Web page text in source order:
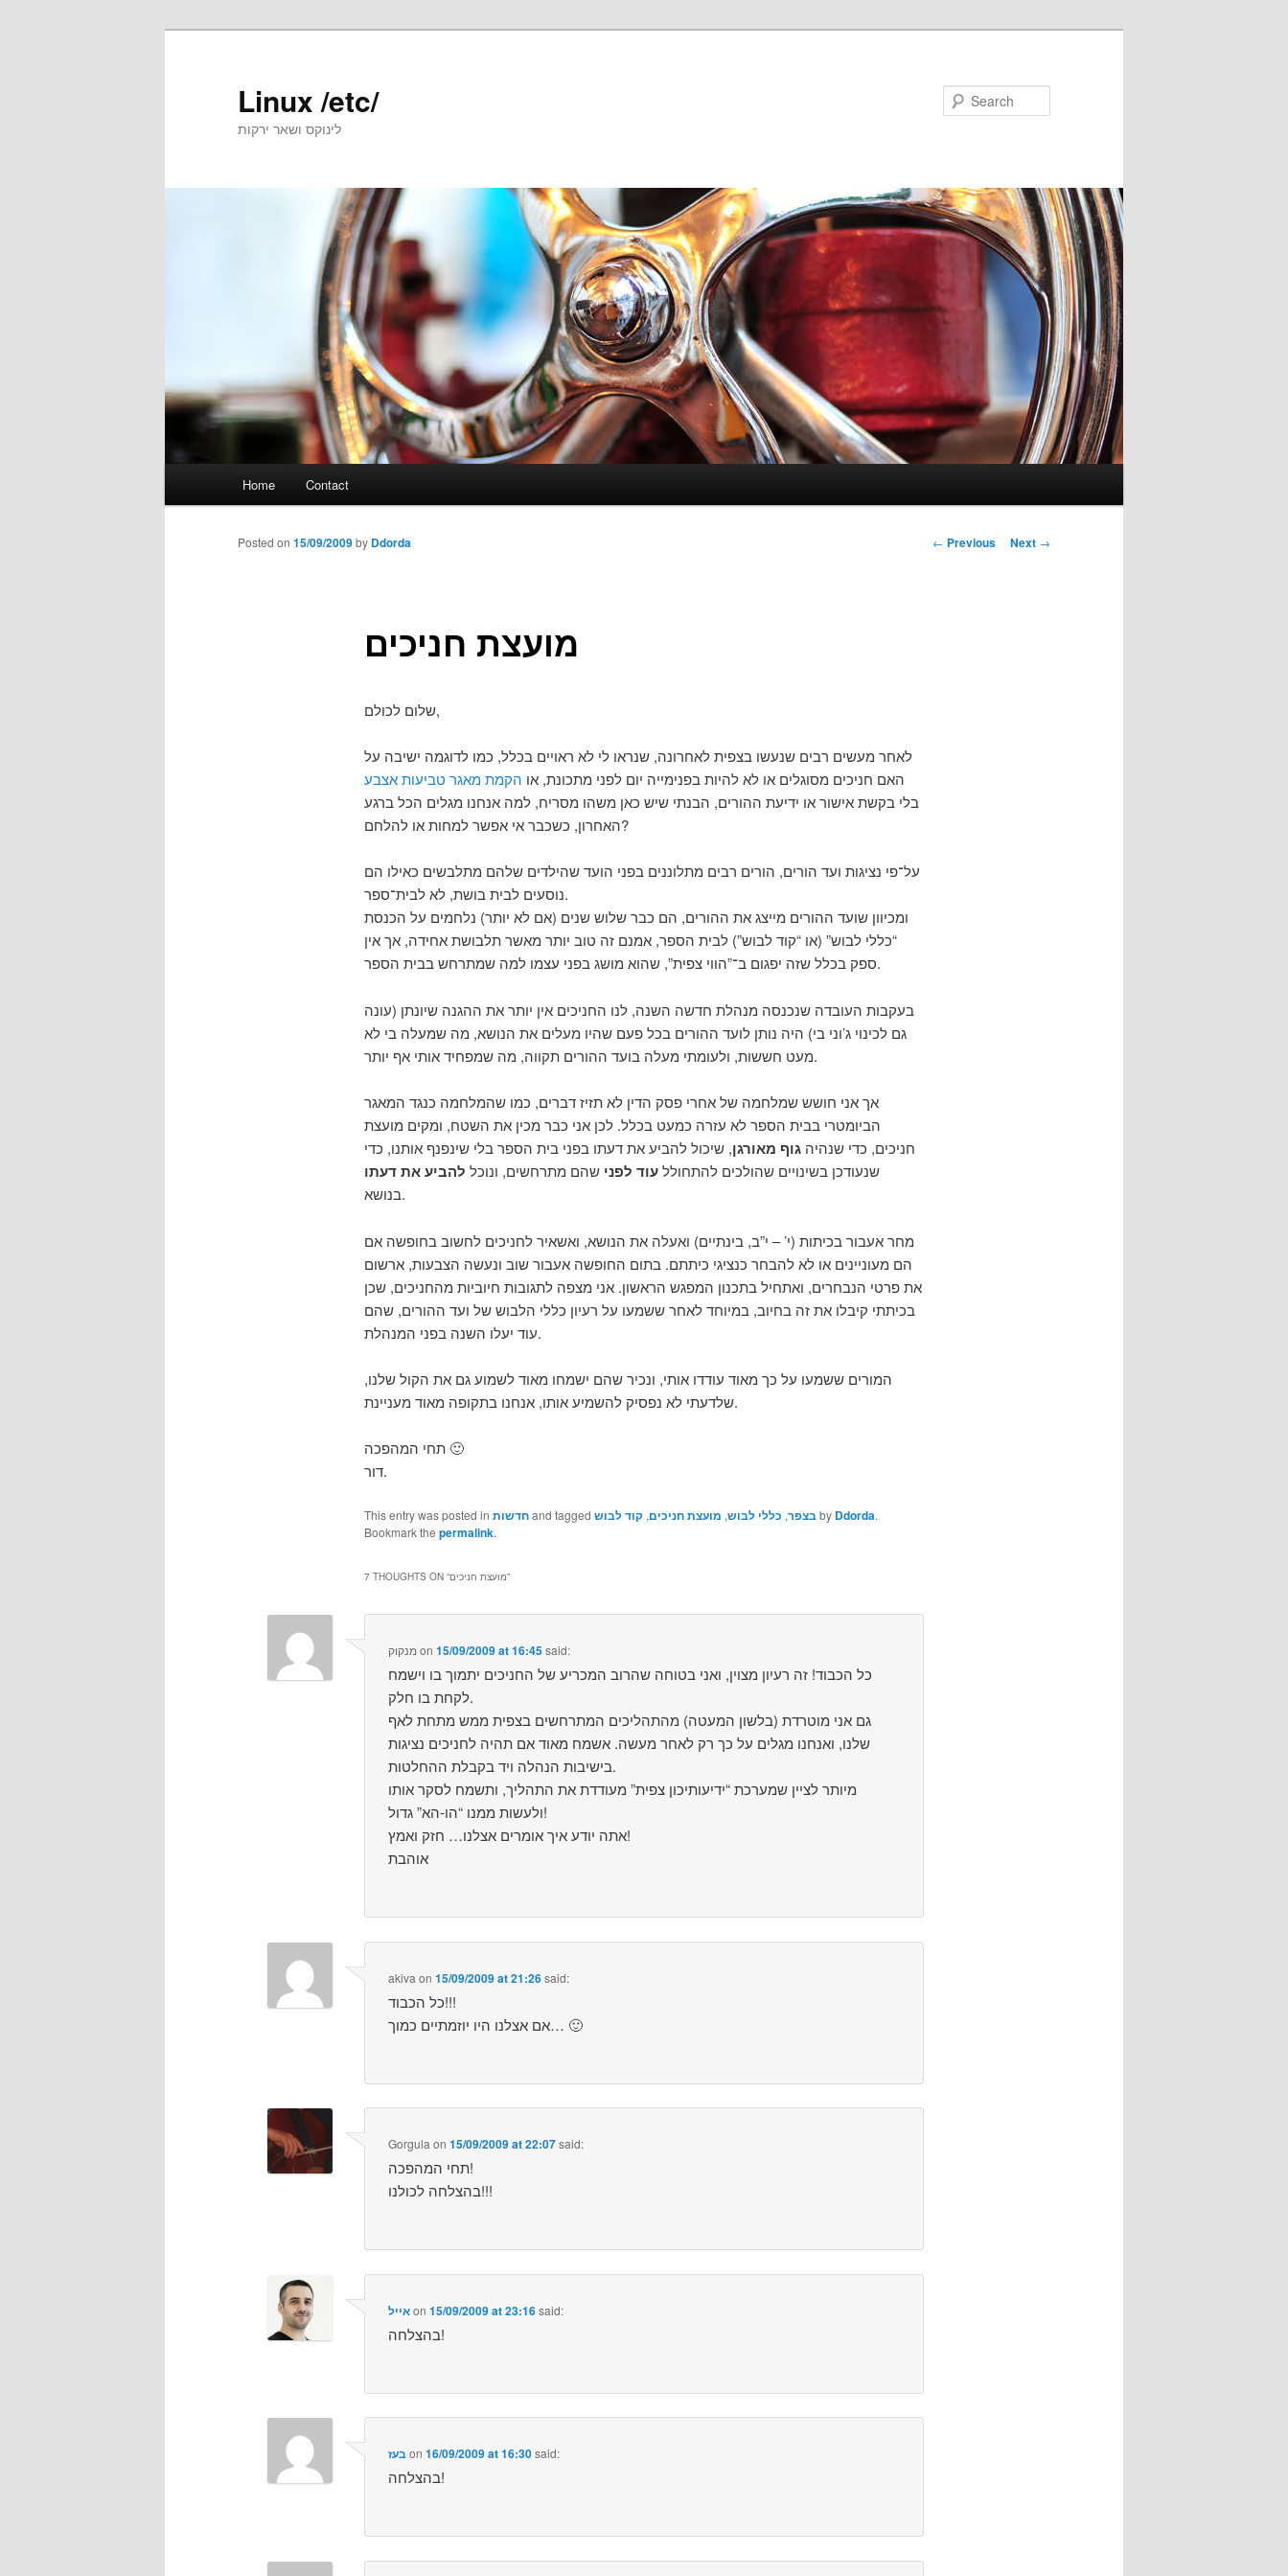
Linux /etc/
לינוקס ושאר ירקות
Home Contact
Post
← Previous Next →
מועצת חניכים
Posted on 15/09/2009by Ddorda
שלום לכולם,
לאחר מעשים רבים שנעשו בצפית לאחרונה, שנראו לי לא ראויים בכלל, כמו לדוגמה ישיבה על
האם חניכים מסוגלים או לא להיות בפנימייה יום לפני מתכונת, או הקמת מאגר טביעות אצבע
בלי בקשת אישור או ידיעת ההורים, הבנתי שיש כאן משהו מסריח, למה אנחנו מגלים הכל ברגע
האחרון, כשכבר אי אפשר למחות או להלחם?
על־פי נציגות ועד הורים, הורים רבים מתלוננים בפני הועד שהילדים שלהם מתלבשים כאילו הם
נוסעים לבית בושת, לא לבית־ספר.
ומכיוון שועד ההורים מייצג את ההורים, הם כבר שלוש שנים (אם לא יותר) נלחמים על הכנסת
“כללי לבוש” (או “קוד לבוש”) לבית הספר, אמנם זה טוב יותר מאשר תלבושת אחידה, אך אין
ספק בכלל שזה יפגום ב־”הווי צפית”, שהוא מושג בפני עצמו למה שמתרחש בבית הספר.
בעקבות העובדה שנכנסה מנהלת חדשה השנה, לנו החניכים אין יותר את ההגנה שיונתן (עונה
גם לכינוי ג’וני בי) היה נותן לועד ההורים בכל פעם שהיו מעלים את הנושא, מה שמעלה בי לא
מעט חששות, ולעומתי מעלה בועד ההורים תקווה, מה שמפחיד אותי אף יותר.
אך אני חושש שמלחמה של אחרי פסק הדין לא תזיז דברים, כמו שהמלחמה כנגד המאגר
הביומטרי בבית הספר לא עזרה כמעט בכלל. לכן אני כבר מכין את השטח, ומקים מועצת
חניכים, כדי שנהיהגוף מאורגן, שיכול להביע את דעתו בפני בית הספר בלי שינפנף אותנו, כדי
שנעודכן בשינויים שהולכים להתחוללעוד לפני שהם מתרחשים, ונוכל להביע את דעתו
בנושא.
מחר אעבור בכיתות (י’ – י”ב, בינתיים) ואעלה את הנושא, ואשאיר לחניכים לחשוב בחופשה אם
הם מעוניינים או לא להבחר כנציגי כיתתם. בתום החופשה אעבור שוב ונעשה הצבעות, ארשום
את פרטי הנבחרים, ואתחיל בתכנון המפגש הראשון. אני מצפה לתגובות חיוביות מהחניכים, שכן
בכיתתי קיבלו את זה בחיוב, במיוחד לאחר ששמעו על רעיון כללי הלבוש של ועד ההורים, שהם
עוד יעלו השנה בפני המנהלת.
המורים ששמעו על כך מאוד עודדו אותי, ונכיר שהם ישמחו מאוד לשמוע גם את הקול שלנו,
שלדעתי לא נפסיק להשמיע אותו, אנחנו בתקופה מאוד מעניינת.
תחי המהפכה 🙂
דור.
This entry was posted in חדשותand tagged בצפר, כללי לבוש, מועצת חניכים,קוד לבוש by Ddorda.
Bookmark the permalink.
7 THOUGHTS ON “מועצת חניכים”
מנקוקon15/09/2009 at 16:45said:
כל הכבוד! זה רעיון מצוין, ואני בטוחה שהרוב המכריע של החניכים יתמוך בו וישמח
לקחת בו חלק.
גם אני מוטרדת (בלשון המעטה) מהתהליכים המתרחשים בצפית ממש מתחת לאף
שלנו, ואנחנו מגלים על כך רק לאחר מעשה. אשמח מאוד אם תהיה לחניכים נציגות
בישיבות הנהלה ויד בקבלת ההחלטות.
מיותר לציין שמערכת “ידיעותיכון צפית” מעודדת את התהליך, ותשמח לסקר אותו
ולעשות ממנו “הו-הא” גדול!
אתה יודע איך אומרים אצלנו… חזק ואמץ!
אוהבת
akiva on15/09/2009 at 21:26said:
כל הכבוד!!!
אם אצלנו היו יוזמתיים כמוך… 🙂
Gorgulaon15/09/2009 at 22:07said:
תחי המהפכה!
בהצלחה לכולנו!!!
איילon15/09/2009 at 23:16said:
בהצלחה!
בעזon16/09/2009 at 16:30said:
בהצלחה!